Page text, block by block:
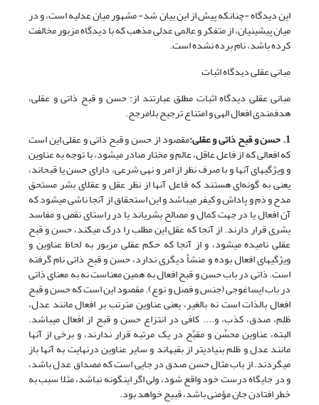
این دیدگاه -چنان‎که پیش از این بیان شد- مشهور میان عدلیه است، و در
میان پیشینیان، از متفکر و عالمی عدلی مذهب که با دیدگاه مزبور مخالفت
کرده باشد، نام برده نشده است.
مبانی عقلی دیدگاه اثبات
مبانی عقلی دیدگاه اثبات مطلق عبارتند از: حسن و قبح ذاتی و عقلی،
هدفمندی افعال الهی و امتناع ترجیح بلامرجح.
1. حسن و قبح ذاتی و عقلی:
مقصود از حسن و قبح ذاتی و عقلی این است
که افعالی که از فاعل عاقل، عالم و مختار صادر می‎شود، با توجه به عناوین
و ویژگی‎های آن‎ها و با صرف نظر از امر و نهی شرعی، دارای حسن یا قبح‎اند،
یعنی به گونه‌ای هستند که فاعل آن‎ها از نظر عقل و عقلای بشر مستحق
مدح و ذم و پاداش و کیفر می‎باشد و این استحقاق از آنجا ناشی می‎شود که
آن افعال یا در جهت کمال و مصالح بشری‎اند یا در راستای نقص و مفاسد
بشری قرار دارند. از آنجا که عقل این مطلب را درک می‏کند، حسن و قبح
عقلی نامیده می‎شود، و از آنجا که حکم عقلی مزبور به لحاظ عناوین و
ویژگی‎های افعال بوده و منشأ دیگری ندارد، حسن و قبح ذاتی نام گرفته
است. ذاتی در باب حسن و قبح افعال به همین معناست نه به معنای ذاتی
در باب ایساغوجی (جنس و فصل و نوع). مقصود این است که حسن و قبح
افعال بالذات است نه بالغیر، یعنی عناوین مترتب بر افعال مانند عدل،
ظلم، صدق، کذب، و.... کافی در انتزاع حسن و قبح از افعال می‎باشد.
البته، عناوین محسِّن و مقبِّح در یک مرتبه قرار ندارند، و برخی از آن‎ها
مانند عدل و ظلم بنیادی‎تر از بقیه‎اند و سایر عناوین درنهایت به آن‎ها باز
می‎گردند. از باب مثال حسن صدق در جایی است که مصداق عدل باشد،
و در جایگاه درست خود واقع شود، ولی اگر این‎گونه نباشد، مثلا سبب به
خطر افتادن جان مؤمنی باشد، قبیح خواهد بود.